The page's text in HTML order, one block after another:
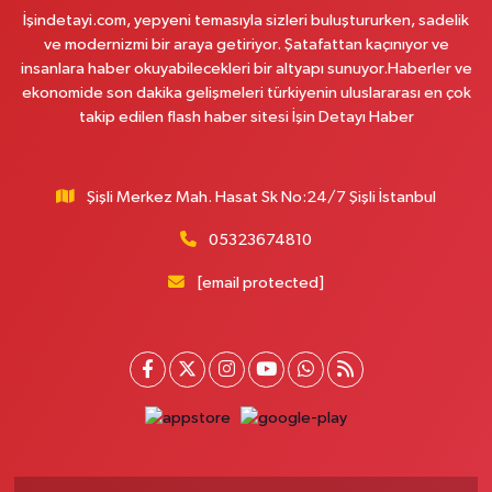
Plevne Eczanesi
Mevlana Mahallesi İbrahim Hayırlıoğlu Caddesi 6 3 PLEVNE KONUTLARI
0 (212) 823 53 43 Yol Tarifi Al
Siyavuşpaşa Mahallesi Adnan Kahveci Bulvarı 154 B MEMORIAL
Osmangazi Mahallesi Atayolu Caddesi 10C-D KAYA ÇİFTLİĞİ İLE KÖFTECİ
YUSUF ARASINDA, TARIM KOOPERATİF MARKETİ KARŞISI,SAAT KULESİNİN
0 (506) 466 78 60 Yol Tarifi Al
İşindetayi.com, yepyeni temasıyla sizleri buluştururken, sadelik
ve modernizmi bir araya getiriyor. Şatafattan kaçınıyor ve
insanlara haber okuyabilecekleri bir altyapı sunuyor.Haberler ve
ekonomide son dakika gelişmeleri türkiyenin uluslararası en çok
takip edilen flash haber sitesi İşin Detayı Haber
Şişli Merkez Mah. Hasat Sk No:24/7 Şişli İstanbul
05323674810
[email protected]